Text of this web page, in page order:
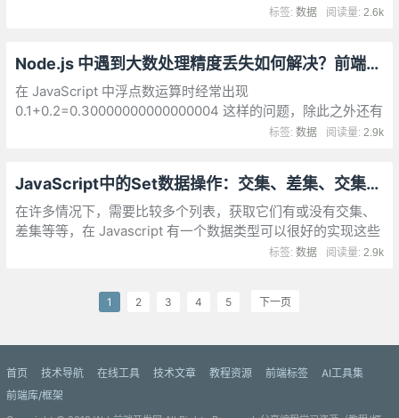
生方法的支持，我们自己实现的数据分组函数通常都比较冗长
阅读量: 2.6k
标签:数据
Node.js 中遇到大数处理精度丢失如何解决？前端也适用！
在 JavaScript 中浮点数运算时经常出现
0.1+0.2=0.30000000000000004 这样的问题，除此之外还有
一个不容忽视的大数危机(大数处理精度丢失)问题。
阅读量: 2.9k
标签:数据
JavaScript中的Set数据操作：交集、差集、交集、对称差集
在许多情况下，需要比较多个列表，获取它们有或没有交集、
差集等等，在 Javascript 有一个数据类型可以很好的实现这些
需求，那就是 Set 。Set对象就像一个数组，但是仅包含唯一
阅读量: 2.9k
标签:数据
1 2 3 4 5 下一页
首页 技术导航 在线工具 技术文章 教程资源 前端标签
AI工具集
前端库/框架